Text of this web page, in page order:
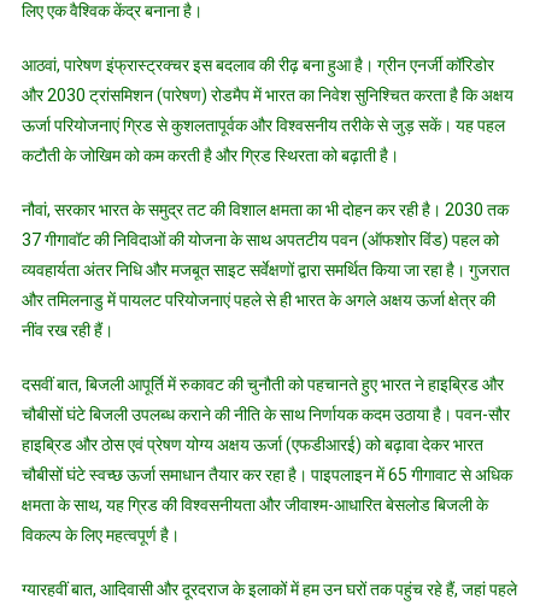
लिए एक वैश्विक केंद्र बनाना है।
आठवां, पारेषण इंफ्रास्ट्रक्चर इस बदलाव की रीढ़ बना हुआ है। ग्रीन एनर्जी कॉरिडोर
और 2030 ट्रांसमिशन (पारेषण) रोडमैप में भारत का निवेश सुनिश्चित करता है कि अक्षय
ऊर्जा परियोजनाएं ग्रिड से कुशलतापूर्वक और विश्वसनीय तरीके से जुड़ सकें। यह पहल
कटौती के जोखिम को कम करती है और ग्रिड स्थिरता को बढ़ाती है।
नौवां, सरकार भारत के समुद्र तट की विशाल क्षमता का भी दोहन कर रही है। 2030 तक
37 गीगावॉट की निविदाओं की योजना के साथ अपतटीय पवन (ऑफशोर विंड) पहल को
व्यवहार्यता अंतर निधि और मजबूत साइट सर्वेक्षणों द्वारा समर्थित किया जा रहा है। गुजरात
और तमिलनाडु में पायलट परियोजनाएं पहले से ही भारत के अगले अक्षय ऊर्जा क्षेत्र की
नींव रख रही हैं।
दसवीं बात, बिजली आपूर्ति में रुकावट की चुनौती को पहचानते हुए भारत ने हाइब्रिड और
चौबीसों घंटे बिजली उपलब्ध कराने की नीति के साथ निर्णायक कदम उठाया है। पवन-सौर
हाइब्रिड और ठोस एवं प्रेषण योग्य अक्षय ऊर्जा (एफडीआरई) को बढ़ावा देकर भारत
चौबीसों घंटे स्वच्छ ऊर्जा समाधान तैयार कर रहा है। पाइपलाइन में 65 गीगावाट से अधिक
क्षमता के साथ, यह ग्रिड की विश्वसनीयता और जीवाश्म-आधारित बेसलोड बिजली के
विकल्प के लिए महत्वपूर्ण है।
ग्यारहवीं बात, आदिवासी और दूरदराज के इलाकों में हम उन घरों तक पहुंच रहे हैं, जहां पहले